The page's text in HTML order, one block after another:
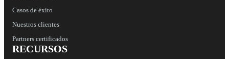
Casos de éxito
Nuestros clientes
Partners certificados
RECURSOS